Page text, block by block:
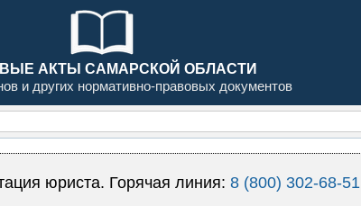
АКТЫ САМАРСКОЙ ОБЛАСТИ
и других нормативно-правовых документов
юриста. Горячая линия: 8 (800) 302-68-51